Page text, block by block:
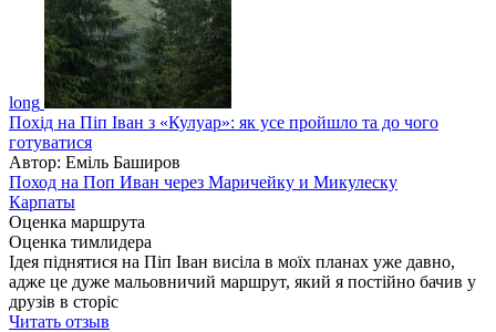
long
Похід на Піп Іван з «Кулуар»: як усе пройшло та до чого
готуватися
Автор: Еміль Баширов
Поход на Поп Иван через Маричейку и Микулеску
Карпаты
Оценка маршрута
Оценка тимлидера
Ідея піднятися на Піп Іван висіла в моїх планах уже давно,
адже це дуже мальовничий маршрут, який я постійно бачив у
друзів в сторіс
Читать отзыв